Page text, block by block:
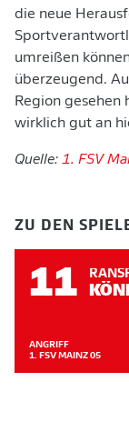
die neue
umreißen
überzeugend.
Region gesehen
wirklich gut an
Quelle: 1. FSV
ZU DEN
11
ANGRIFF
1. FSV MAINZ 05